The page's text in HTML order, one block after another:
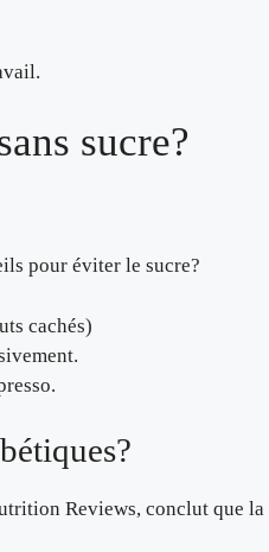
sucre?
pour éviter le sucre?
cachés)
Reviews, conclut que